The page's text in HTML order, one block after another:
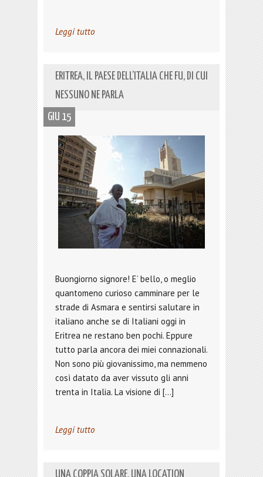
Leggi tutto
ERITREA, IL PAESE DELL’ITALIA CHE FU, DI CUI
NESSUNO NE PARLA
GIU 15
Buongiorno signore! E’ bello, o meglio
quantomeno curioso camminare per le
strade di Asmara e sentirsi salutare in
italiano anche se di Italiani oggi in
Eritrea ne restano ben pochi. Eppure
tutto parla ancora dei miei connazionali.
Non sono più giovanissimo, ma nemmeno
così datato da aver vissuto gli anni
trenta in Italia. La visione di […]
Leggi tutto
UNA COPPIA SOLARE, UNA LOCATION